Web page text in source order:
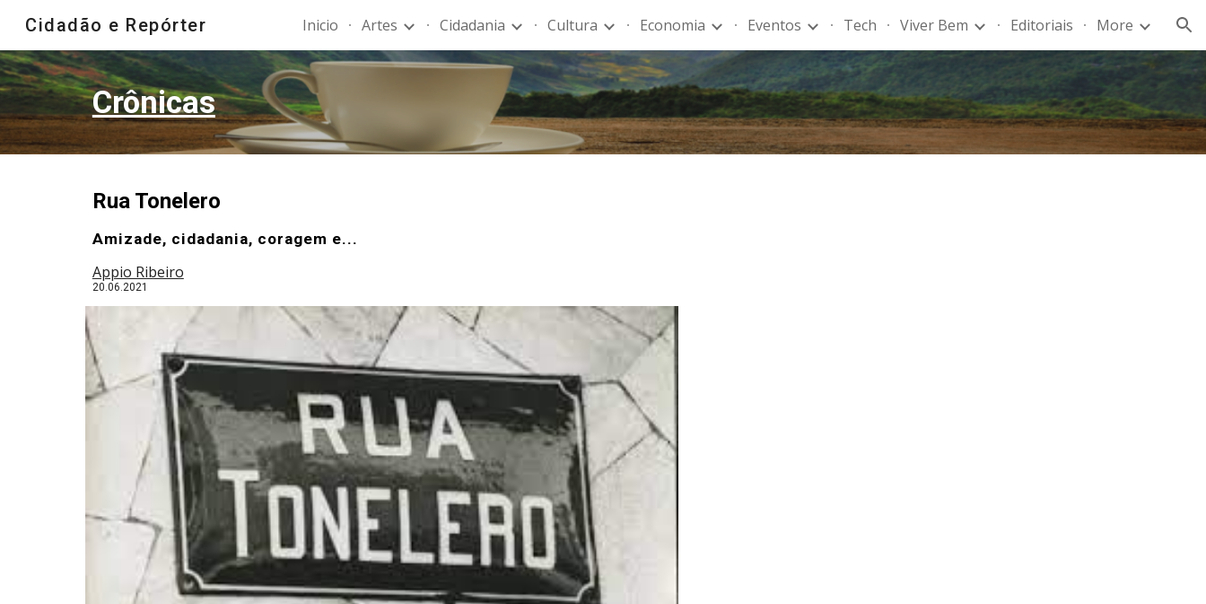
Skip to main content Skip to navigation
Cidadão e Repórter Inicio Artes Cidadania Cultura Economia Eventos Tech Viver Bem Editoriais More
Crônicas
Rua Tonelero
Amizade, cidadania, coragem e...
Appio Ribeiro
20.06.2021